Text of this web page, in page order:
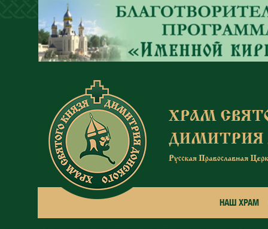
Перейти к основному содержанию
НАШ ХРАМ